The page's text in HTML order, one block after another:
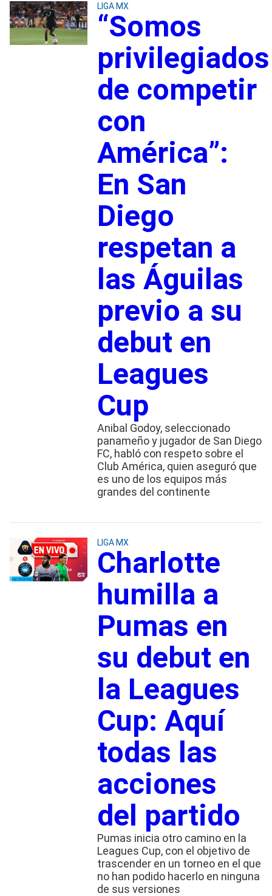
LIGA MX
“Somos
privilegiados
de competir
con
América”:
En San
Diego
respetan a
las Águilas
previo a su
debut en
Leagues
Cup
Anibal Godoy, seleccionado
panameño y jugador de San Diego
FC, habló con respeto sobre el
Club América, quien aseguró que
es uno de los equipos más
grandes del continente
LIGA MX
Charlotte
humilla a
Pumas en
su debut en
la Leagues
Cup: Aquí
todas las
acciones
del partido
Pumas inicia otro camino en la
Leagues Cup, con el objetivo de
trascender en un torneo en el que
no han podido hacerlo en ninguna
de sus versiones